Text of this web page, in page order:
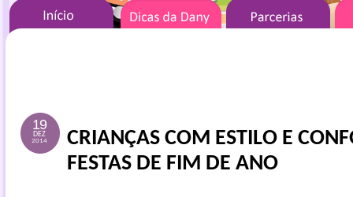
19
DEZ
2014
CRIANÇAS COM ESTILO E
FESTAS DE FIM DE ANO